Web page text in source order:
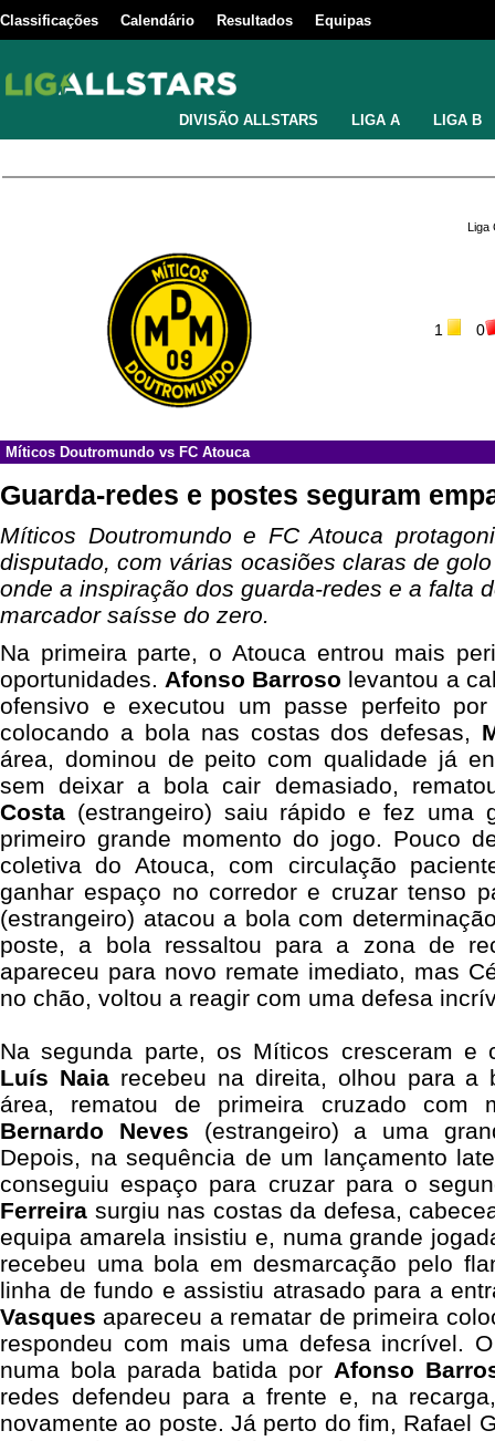
Classificações Calendário Resultados Equipas
DIVISÃO ALLSTARS LIGA A LIGA B
Liga
1 0
Míticos Doutromundo vs FC Atouca
Guarda-redes e postes seguram
Míticos Doutromundo e FC Atouca
disputado, com várias ocasiões claras de
onde a inspiração dos guarda-redes e a falta
marcador saísse do zero.
Na primeira parte, o Atouca entrou mais
oportunidades. Afonso Barroso levantou a
ofensivo e executou um passe perfeito
colocando a bola nas costas dos defesas,
área, dominou de peito com qualidade já
sem deixar a bola cair demasiado,
Costa (estrangeiro) saiu rápido e fez uma
primeiro grande momento do jogo. Pouco
coletiva do Atouca, com circulação
ganhar espaço no corredor e cruzar tenso
(estrangeiro) atacou a bola com
poste, a bola ressaltou para a zona de
apareceu para novo remate imediato, mas
no chão, voltou a reagir com uma defesa
Na segunda parte, os Míticos cresceram e
Luís Naiarecebeu na direita, olhou para a
área, rematou de primeira cruzado com
Bernardo Neves (estrangeiro) a uma
Depois, na sequência de um lançamento
conseguiu espaço para cruzar para o
Ferreira surgiu nas costas da defesa,
equipa amarela insistiu e, numa grande
recebeu uma bola em desmarcação pelo
linha de fundo e assistiu atrasado para a
Vasques apareceu a rematar de primeira
respondeu com mais uma defesa incrível.
numa bola parada batida por Afonso
redes defendeu para a frente e, na
novamente ao poste. Já perto do fim, Rafael